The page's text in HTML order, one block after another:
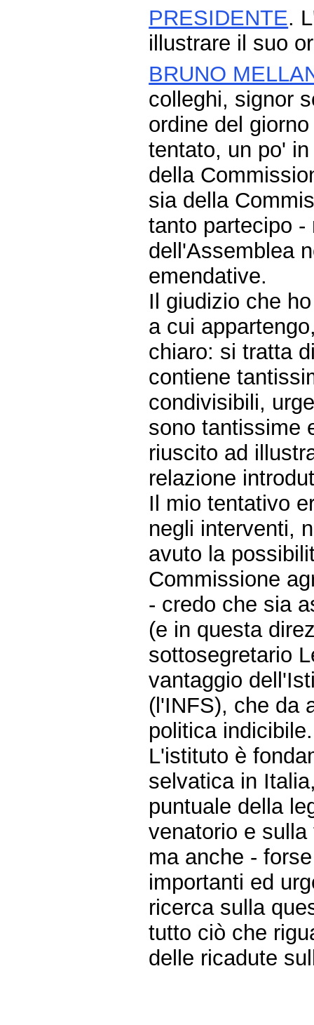
PRESIDENTE.
illustrare il suo
BRUNO
colleghi, signor
ordine del
tentato, un po'
della
sia della
tanto partecipo
dell'Assemblea
emendative.
Il giudizio che
a cui
chiaro: si tratta
contiene
condivisibili,
sono tantissime
riuscito ad
relazione
Il mio tentativo
negli interventi,
avuto la
Commissione
- credo che sia
(e in questa
sottosegretario
vantaggio
(l'INFS), che da
politica indicibile.
L'istituto è
selvatica in
puntuale della
venatorio e
ma anche -
importanti ed
ricerca sulla
tutto ciò che
delle ricadute